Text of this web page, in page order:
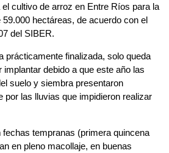
cultivo de arroz en Entre Ríos para la
hectáreas, de acuerdo con el
del SIBER.
prácticamente finalizada, solo queda
implantar debido a que este año las
suelo y siembra presentaron
por las lluvias que impidieron realizar
tempranas (primera quincena
en pleno macollaje, en buenas